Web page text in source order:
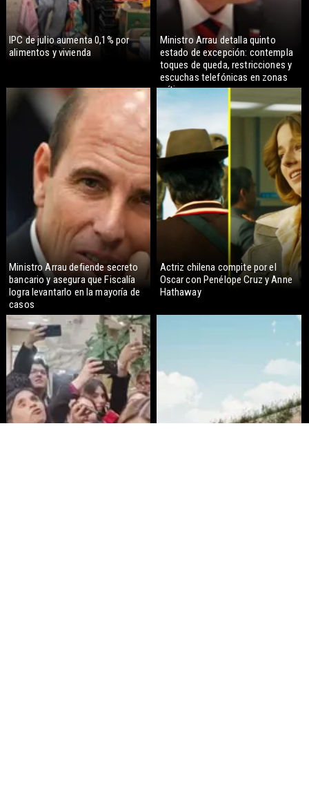
IPC de julio aumenta 0,1% por
alimentos y vivienda
Ministro Arrau detalla quinto
estado de excepción: contempla
toques de queda, restricciones y
escuchas telefónicas en zonas
críticas
Ministro Arrau defiende secreto
bancario y asegura que Fiscalía
logra levantarlo en la mayoría de
casos
Actriz chilena compite por el
Oscar con Penélope Cruz y Anne
Hathaway